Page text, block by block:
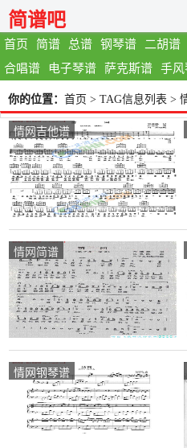
首页 简谱 总谱 钢琴谱 二胡谱
合唱谱
电子琴谱 萨克斯谱 手风
简谱吧
你的位置： 首页 > TAG信息列表 >
情网吉他谱
情网简谱
情网钢琴谱